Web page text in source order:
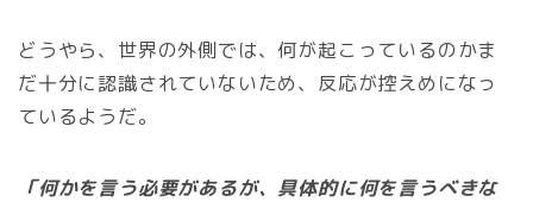
どうやら、世界の外側では、何が起こっているのかま
だ十分に認識されていないため、反応が控えめになっ
ているようだ。
「何かを言う必要があるが、具体的に何を言うべきな